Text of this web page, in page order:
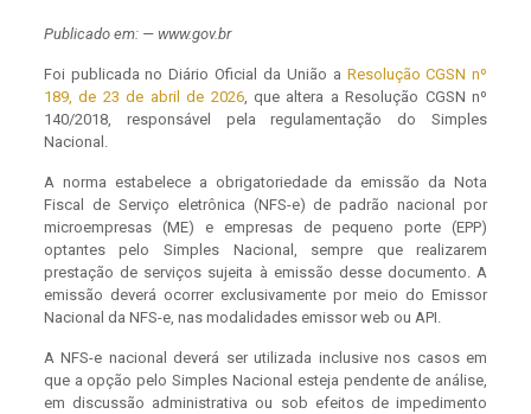
Publicado em: — www.gov.br
Foi publicada no Diário Oficial da União a Resolução CGSN nº
189, de 23 de abril de 2026, que altera a Resolução CGSN nº
140/2018, responsável pela regulamentação do Simples
Nacional.
A norma estabelece a obrigatoriedade da emissão da Nota
Fiscal de Serviço eletrônica (NFS-e) de padrão nacional por
microempresas (ME) e empresas de pequeno porte (EPP)
optantes pelo Simples Nacional, sempre que realizarem
prestação de serviços sujeita à emissão desse documento. A
emissão deverá ocorrer exclusivamente por meio do Emissor
Nacional da NFS-e, nas modalidades emissor web ou API.
A NFS-e nacional deverá ser utilizada inclusive nos casos em
que a opção pelo Simples Nacional esteja pendente de análise,
em discussão administrativa ou sob efeitos de impedimento